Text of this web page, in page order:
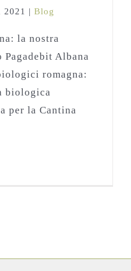
2021 | Blog
la nostra
Albana
romagna:
biologica
per la Cantina